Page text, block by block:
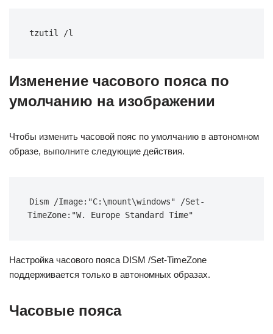
tzutil /l
Изменение часового пояса по
умолчанию на изображении
Чтобы изменить часовой пояс по умолчанию в автономном
образе, выполните следующие действия.
Dism /Image:"C:\mount\windows" /Set-
TimeZone:"W. Europe Standard Time"
Настройка часового пояса DISM /Set-TimeZone
поддерживается только в автономных образах.
Часовые пояса